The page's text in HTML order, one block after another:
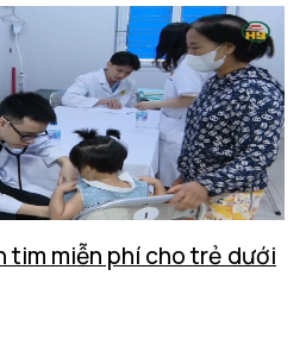
tim miễn phí cho trẻ dưới